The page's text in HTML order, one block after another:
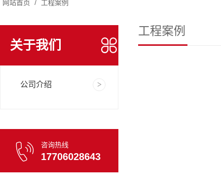
网站首页 / 工程案例
关于我们
公司介绍
咨询热线
17706028643
工程案例